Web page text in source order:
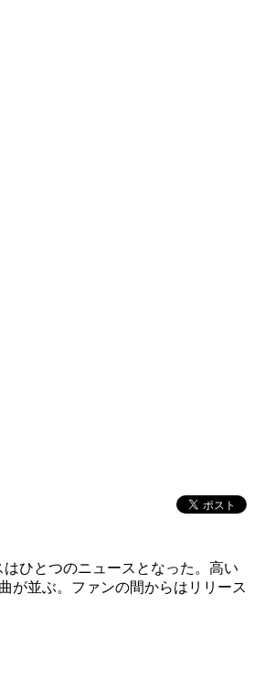
ひとつのニュースとなった。 高い
が並ぶ。ファンの間からはリリース